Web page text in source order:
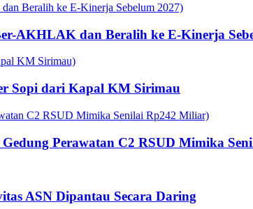
AKHLAK dan Beralih ke E-Kinerja
Sopi dari Kapal KM Sirimau
Perawatan C2 RSUD Mimika
ASN Dipantau Secara Daring